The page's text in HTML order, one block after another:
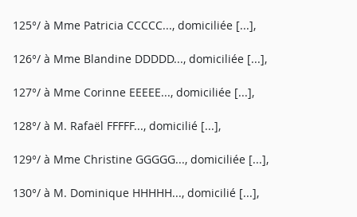
125°/ à Mme Patricia CCCCC..., domiciliée [...],
126°/ à Mme Blandine DDDDD..., domiciliée [...],
127°/ à Mme Corinne EEEEE..., domiciliée [...],
128°/ à M. Rafaël FFFFF..., domicilié [...],
129°/ à Mme Christine GGGGG..., domiciliée [...],
130°/ à M. Dominique HHHHH..., domicilié [...],